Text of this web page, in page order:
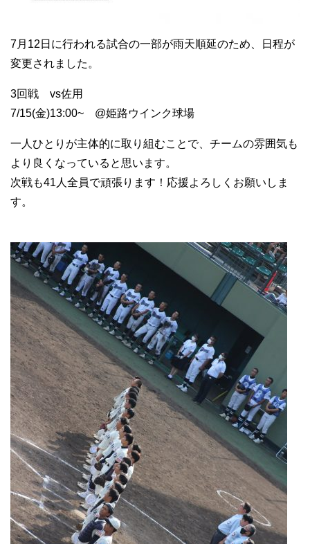
7月12日に行われる試合の一部が雨天順延のため、日程が
変更されました。
3回戦 vs佐用
7/15(金)13:00~ @姫路ウインク球場
一人ひとりが主体的に取り組むことで、チームの雰囲気も
より良くなっていると思います。
次戦も41人全員で頑張ります！応援よろしくお願いしま
す。